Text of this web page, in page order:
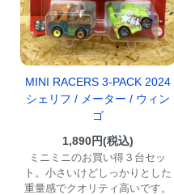
MINI RACERS 3-PACK 2024
シェリフ / メーター / ウィン
ゴ
1,890円(税込)
ミニミニのお買い得３台セッ
ト。小さいけどしっかりとした
重量感でクオリティ高いです。